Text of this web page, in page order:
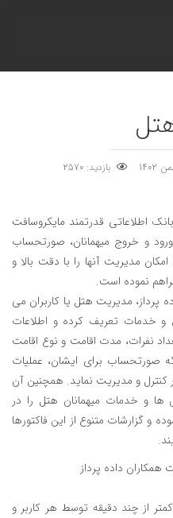
بازدید: 2570
اطلاعاتی قدرتمند مایکروسافت
و خروج میهمانان، صورتحساب
مدیریت آنها را با دقت بالا و
نموده است.
پرداز، مدیریت هتل یا کاربران می
و خدمات تعریف کرده و اطلاعات
نفرات، مدت اقامت و نوع اقامت
صورتحساب برای ایشان، عملیات
کنترل و مدیریت نماید. همچنین آن
ها و خدمات میهمانان هتل را در
گزارشات متنوع از این فاکتورها
داده پرداز
از چند دقیقه توسط هر کاربر و